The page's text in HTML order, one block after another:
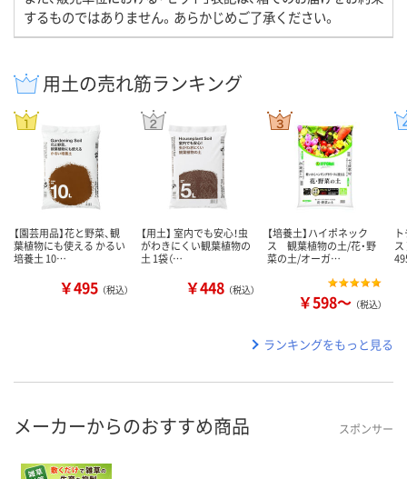
するものではありません。あらかじめご了承ください。
用土の売れ筋ランキング
【園芸用品】花と野菜、観
葉植物にも使える かるい
培養土 10…
￥495 （税込）
【用土】 室内でも安心！虫
がわきにくい観葉植物の
土 1袋（…
￥448 （税込）
【培養土】ハイポネック
ス 観葉植物の土/花・野
菜の土/オーガ…
￥598～ （税込）
ランキングをもっと見る
メーカーからのおすすめ商品 スポンサー